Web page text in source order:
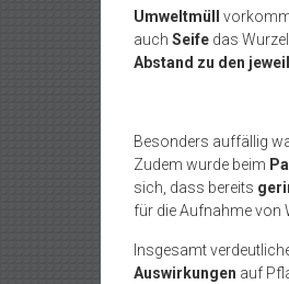
Umweltmüll
auch Seife das
Abstand zu den
Besonders auffällig
Zudem wurde beim
sich, dass bereits
für die Aufnahme von
Insgesamt
Auswirkungen auf